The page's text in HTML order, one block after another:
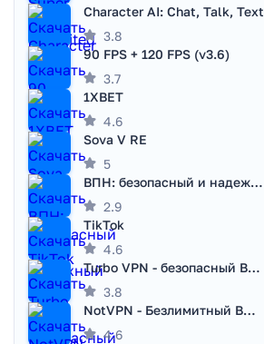
Character AI: Chat, Talk, Text
3.8
90 FPS + 120 FPS (v3.6)
3.7
1XBET
4.6
Sova V RE
5
ВПН: безопасный и надежный VPN
2.9
TikTok
4.6
Turbo VPN - безопасный ВПН
3.8
NotVPN - Безлимитный ВПН | VPN
4.6